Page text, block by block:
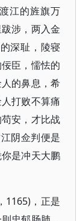
江的旌旗万
涉，两入金
深耻，陵寝
臣，懦怯的
的鼻息，希
打败不算痛
安，才比战
阴佥判便是
是冲天大鹏
1165)，正是